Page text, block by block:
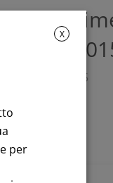
30, 2015
tutto
X
per